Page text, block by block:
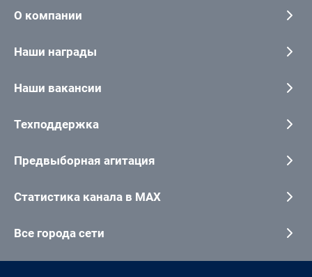
О компании
Наши награды
Наши вакансии
Техподдержка
Предвыборная агитация
Статистика канала в MAX
Все города сети